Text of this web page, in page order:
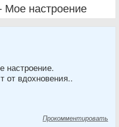
настроение
настроение.
от вдохновения..
Прокомментировать